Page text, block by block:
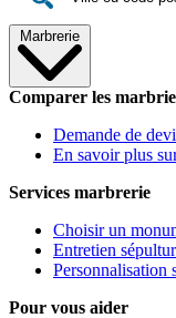
Marbrerie
Comparer les
Demande de
En savoir plus
Services marbrerie
Choisir un
Entretien
Personnalisation
Pour vous aider